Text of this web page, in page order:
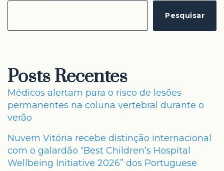
Pesquisar
Posts Recentes
Médicos alertam para o risco de lesões
permanentes na coluna vertebral durante o
verão
Nuvem Vitória recebe distinção internacional
com o galardão “Best Children’s Hospital
Wellbeing Initiative 2026” dos Portuguese